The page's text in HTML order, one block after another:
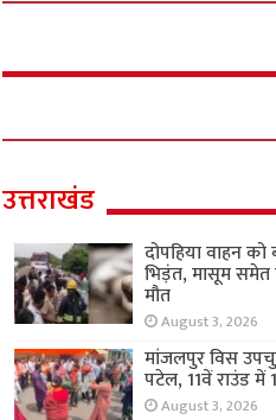
उत्तराखंड
दोपहिया वाहन
भिड़ंत, मासूम समेत
मौत
August 3, 2026
मांजलपुर विस
पटेल, 11वें राउंड में
August 3, 2026